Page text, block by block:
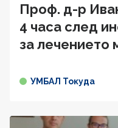
Проф. д-р
4 часа след
за лечението
УМБАЛ Токуда